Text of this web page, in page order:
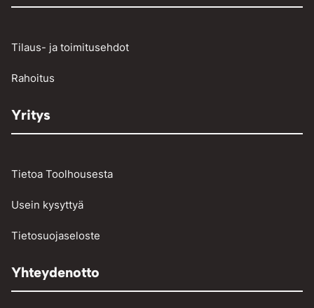
Vinssit ja taljat
Tilaus- ja toimitusehdot
Rahoitus
Yritys
Tietoa Toolhousesta
Usein kysyttyä
Tietosuojaseloste
Yhteydenotto